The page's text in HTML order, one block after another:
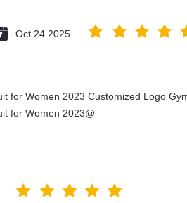
Oct 24.2025
for Women 2023 Customized Logo
for Women 2023@